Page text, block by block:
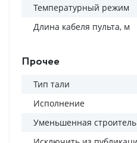
Температурный режим
Длина кабеля пульта, м
Прочее
Тип тали
Исполнение
Уменьшенная